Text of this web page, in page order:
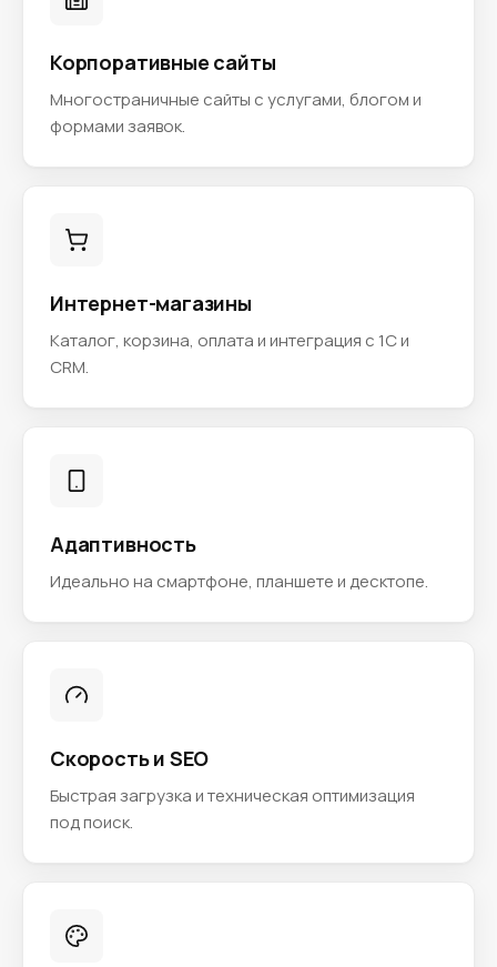
Корпоративные сайты
Многостраничные сайты с услугами, блогом и
формами заявок.
Интернет-магазины
Каталог, корзина, оплата и интеграция с 1С и
CRM.
Адаптивность
Идеально на смартфоне, планшете и десктопе.
Скорость и SEO
Быстрая загрузка и техническая оптимизация
под поиск.